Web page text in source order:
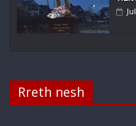
Rreth nesh